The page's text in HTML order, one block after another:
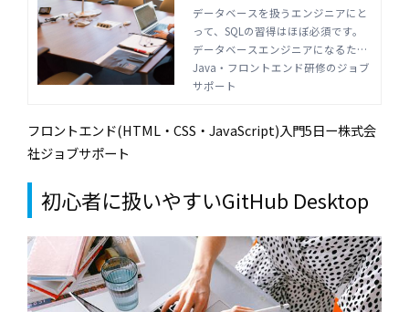
を解説 | Java・フロントエ
ンド研修のジョブサポート
データベースを扱うエンジニアにと
って、SQLの習得はほぼ必須です。
データベースエンジニアになるため
には、SQLを勉強する必要がありま
す。どのようにSQLを学習すればい
学習のポイントについて解説しま
す。
Java・フロントエンド研修のジョブ
サポート
フロントエンド(HTML・CSS・JavaScript)入門5日ー株式会
社ジョブサポート
初心者に扱いやすいGitHub Desktop